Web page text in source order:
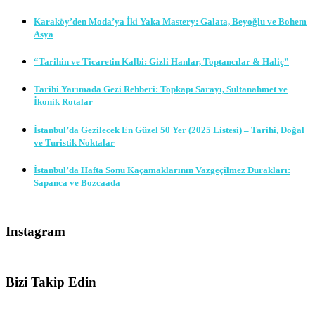
Karaköy’den Moda’ya İki Yaka Mastery: Galata, Beyoğlu ve Bohem
Asya
“Tarihin ve Ticaretin Kalbi: Gizli Hanlar, Toptancılar & Haliç”
Tarihi Yarımada Gezi Rehberi: Topkapı Sarayı, Sultanahmet ve
İkonik Rotalar
İstanbul’da Gezilecek En Güzel 50 Yer (2025 Listesi) – Tarihi, Doğal
ve Turistik Noktalar
İstanbul’da Hafta Sonu Kaçamaklarının Vazgeçilmez Durakları:
Sapanca ve Bozcaada
Instagram
Bizi Takip Edin